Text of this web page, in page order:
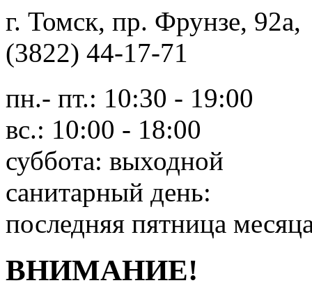
г. Томск, пр. Фрунзе,
(3822) 44-17-71
пн.- пт.: 10:30 - 19:00
вс.: 10:00 - 18:00
суббота: выходной
санитарный день:
последняя пятница
ВНИМАНИЕ!